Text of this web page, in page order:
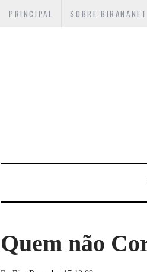
PRINCIPAL SOBRE BIRANANET
Quem não